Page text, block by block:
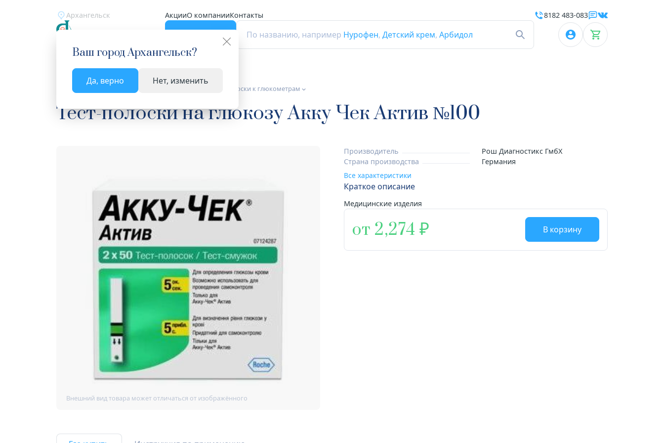
Архангельск АкцииО компанииКонтакты
По названию, например Нурофен, Детский крем, Арбидол
Ваш городАрхангельск?
Да, верно Нет, изменить
8182 483-083
Главная Каталог Медицинская техника Тест-полоски к глюкометрам
Тест-полоски на глюкозу Акку Чек Актив №100
Производитель
Рош Диагностикс ГмбХ
Страна производства
Германия
Все характеристики
Краткое описание
Медицинские изделия
от 2,274 В корзину